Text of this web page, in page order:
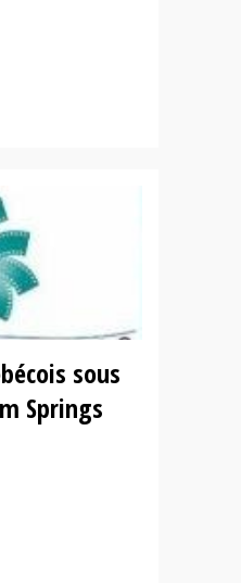
sous
Springs